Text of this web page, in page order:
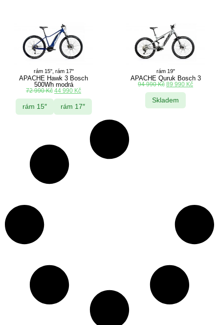
rám 15", rám 17"
APACHE Hawk 3 Bosch
500Wh modrá
72 990Kč 44 990 Kč
rám 15″ rám 17″
rám 19"
APACHE Quruk Bosch 3
94 990Kč 89 990 Kč
Skladem